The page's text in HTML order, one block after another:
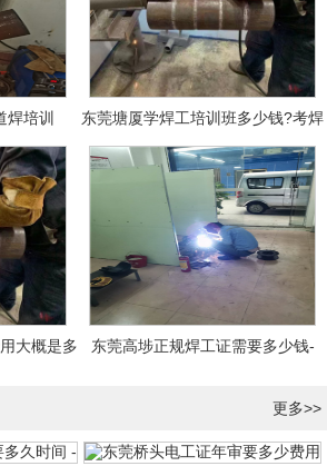
焊培训
东莞塘厦学焊工培训班多少钱?考焊
工证大概多少钱?
大概是多
东莞高埗正规焊工证需要多少钱-
更多>>